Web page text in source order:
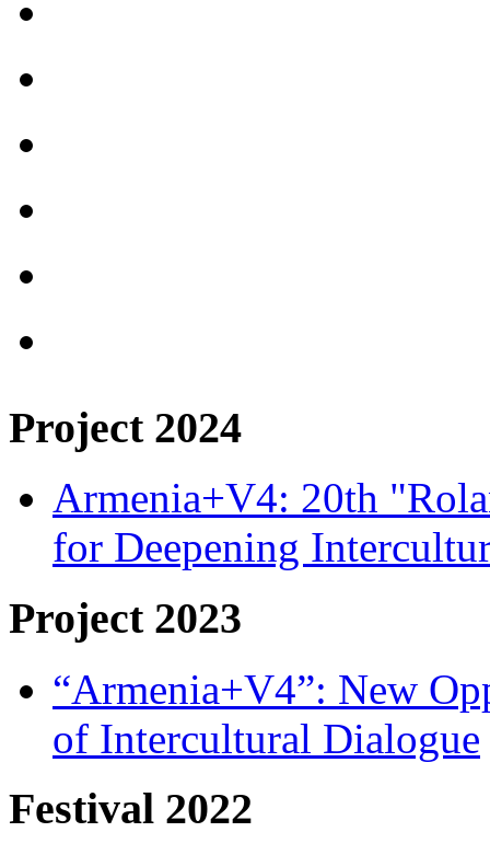
Project 2024
Armenia+V4: 20th
for Deepening
Project 2023
“Armenia+V4”: New
of Intercultural Dialogue
Festival 2022